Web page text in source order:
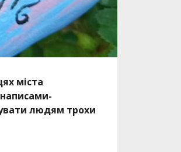
міста
людям трохи